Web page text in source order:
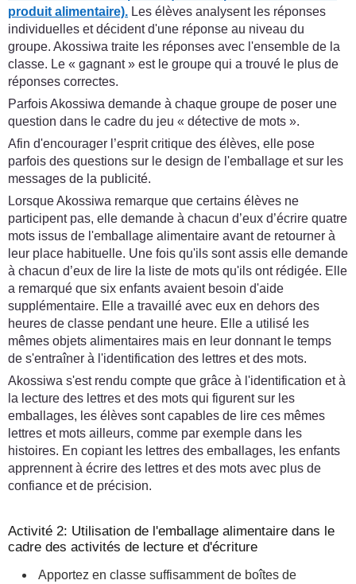
produit alimentaire). Les élèves analysent les réponses
individuelles et décident d'une réponse au niveau du
groupe. Akossiwa traite les réponses avec l'ensemble de la
classe. Le « gagnant » est le groupe qui a trouvé le plus de
réponses correctes.
Parfois Akossiwa demande à chaque groupe de poser une
question dans le cadre du jeu « détective de mots ».
Afin d'encourager l’esprit critique des élèves, elle pose
parfois des questions sur le design de l'emballage et sur les
messages de la publicité.
Lorsque Akossiwa remarque que certains élèves ne
participent pas, elle demande à chacun d’eux d’écrire quatre
mots issus de l'emballage alimentaire avant de retourner à
leur place habituelle. Une fois qu'ils sont assis elle demande
à chacun d’eux de lire la liste de mots qu'ils ont rédigée. Elle
a remarqué que six enfants avaient besoin d'aide
supplémentaire. Elle a travaillé avec eux en dehors des
heures de classe pendant une heure. Elle a utilisé les
mêmes objets alimentaires mais en leur donnant le temps
de s'entraîner à l'identification des lettres et des mots.
Akossiwa s'est rendu compte que grâce à l'identification et à
la lecture des lettres et des mots qui figurent sur les
emballages, les élèves sont capables de lire ces mêmes
lettres et mots ailleurs, comme par exemple dans les
histoires. En copiant les lettres des emballages, les enfants
apprennent à écrire des lettres et des mots avec plus de
confiance et de précision.
Activité 2: Utilisation de l'emballage alimentaire dans le
cadre des activités de lecture et d'écriture
Apportez en classe suffisamment de boîtes de